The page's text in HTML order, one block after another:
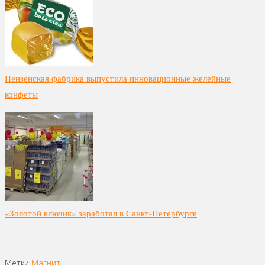
Пензенская фабрика выпустила инновационные желейные
конфеты
«Золотой ключик» заработал в Санкт-Петербурге